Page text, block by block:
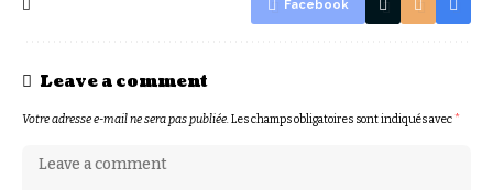
Facebook
Leave a comment
Votre adresse e-mail ne sera pas publiée.Les champs obligatoires sont indiqués avec*